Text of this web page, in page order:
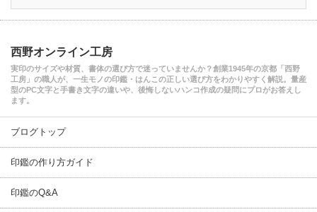
西野オンライン工房
実印のサイズや材質、書体の選び方で迷っていませんか？創業1945年の京都「西野
工房」の職人が、一生モノの印鑑・はんこの正しい選び方をわかりやすく解説。量産
型のPC文字と手書き文字の違いや、後悔しないハンコ作成の疑問にプロがお答えし
ます。
ブログトップ
印鑑の作り方ガイド
印鑑のQ&A